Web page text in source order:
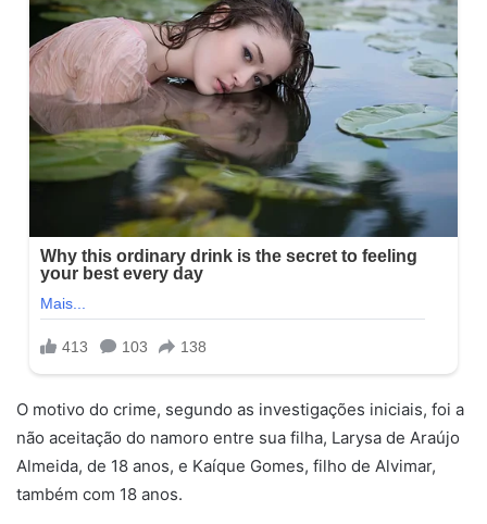
O motivo do crime, segundo as investigações iniciais, foi a
não aceitação do namoro entre sua filha, Larysa de Araújo
Almeida, de 18 anos, e Kaíque Gomes, filho de Alvimar,
também com 18 anos.